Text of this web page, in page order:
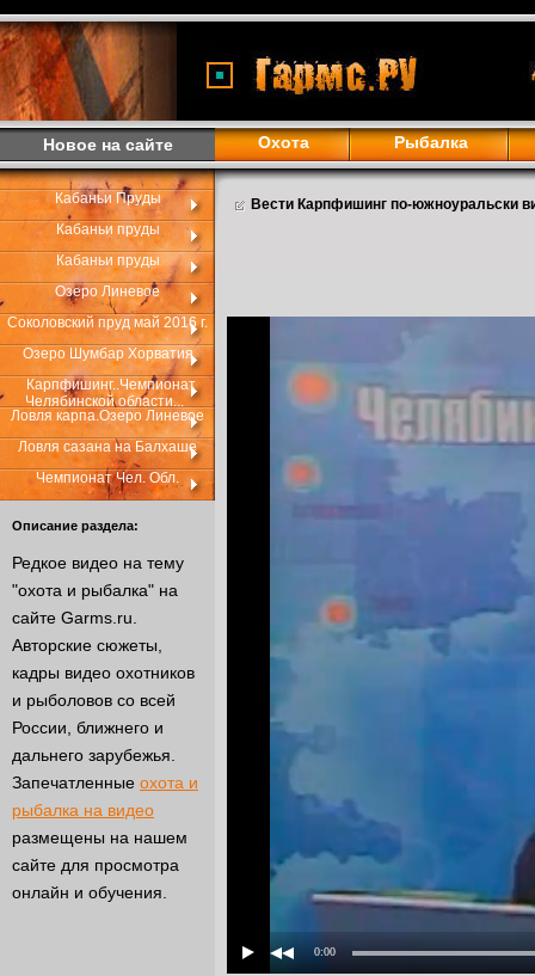
Новое на сайте Охота Рыбалка
Кабаньи Пруды
Кабаньи пруды
Кабаньи пруды
Озеро Линевое
Соколовский пруд май 2016 г.
Озеро Шумбар Хорватия
Карпфишинг..Чемпионат
Челябинской области...
Ловля карпа.Озеро Линевое
Ловля сазана на Балхаше
Чемпионат Чел. Обл.
Описание раздела:
Редкое видео на тему
"охота и рыбалка" на
сайте Garms.ru.
Авторские сюжеты,
кадры видео охотников
и рыболовов со всей
России, ближнего и
дальнего зарубежья.
Запечатленные охота и
рыбалка на видео
размещены на нашем
сайте для просмотра
онлайн и обучения.
Вести Карпфишинг по-южноуральски
0:00